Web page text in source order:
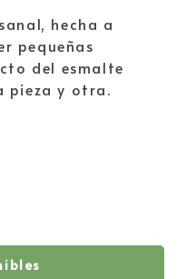
hecha a
pequeñas
del esmalte
pieza y otra.